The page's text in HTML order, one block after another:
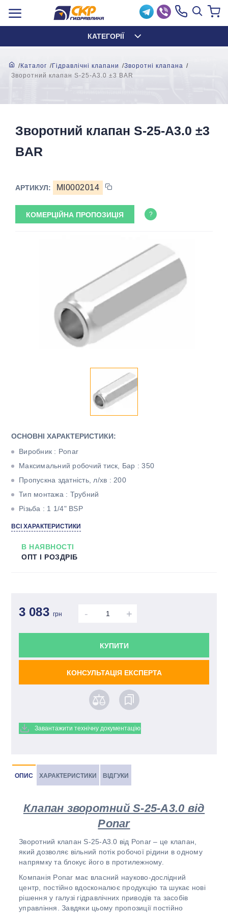
КАТЕГОРІЇ
Каталог Гідравлічні клапани
Зворотні клапана
Зворотний клапан S-25-A3.0 ±3 BAR
Зворотний клапан S-25-A3.0 ±3
BAR
АРТИКУЛ: MI0002014
КОМЕРЦІЙНА ПРОПОЗИЦІЯ ?
ОСНОВНІ ХАРАКТЕРИСТИКИ:
Виробник : Ponar
Максимальний робочий тиск, Бар : 350
Пропускна здатність, л/хв : 200
Тип монтажа : Трубний
Різьба : 1 1/4" BSP
Діаметр умовного проходу : ДУ25
ВСІ ХАРАКТЕРИСТИКИ
В НАЯВНОСТІ
ОПТ І РОЗДРІБ
3 083 грн - +
КУПИТИ
КОНСУЛЬТАЦІЯ ЕКСПЕРТА
Завантажити технічну документацію
ОПИС ХАРАКТЕРИСТИКИ ВІДГУКИ
Клапан зворотний S-25-A3.0 від
Ponar
Зворотний клапан S-25-A3.0 від Ponar – це клапан,
який дозволяє вільний потік робочої рідини в одному
напрямку та блокує його в протилежному.
Компанія Ponar має власний науково-дослідний
центр, постійно вдосконалює продукцію та шукає нові
рішення у галузі гідравлічних приводів та засобів
управління. Завдяки цьому пропозиції постійно